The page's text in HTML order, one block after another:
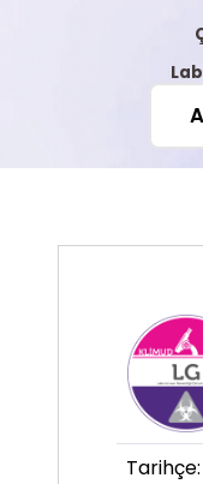
Tarihçe: